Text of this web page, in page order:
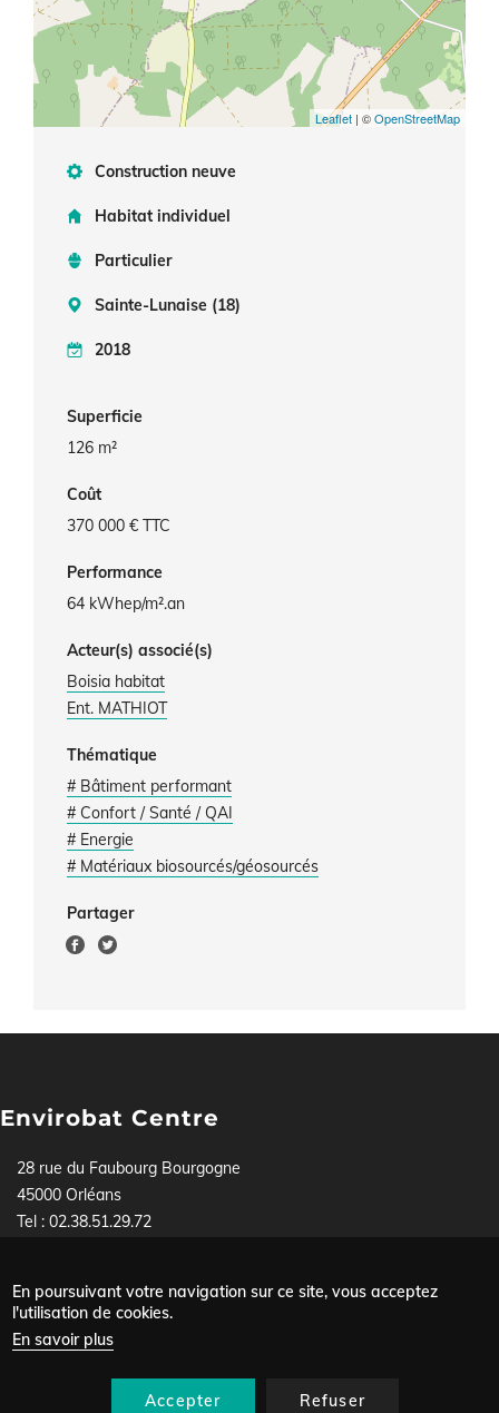
Leaflet | ©OpenStreetMap
Construction neuve
Habitat individuel
Particulier
Sainte-Lunaise (18)
2018
Superficie
126 m²
Coût
370 000 € TTC
Performance
64 kWhep/m².an
Acteur(s) associé(s)
Boisia habitat
Ent. MATHIOT
Thématique
# Bâtiment performant
# Confort / Santé / QAI
# Energie
# Matériaux biosourcés/géosourcés
Partager
Envirobat Centre
28 rue du Faubourg Bourgogne
45000 Orléans
Tel : 02.38.51.29.72
Menu
Mentions légales
En poursuivant votre navigation sur ce site, vous acceptez
l'utilisation de cookies.
En savoir plus
Accepter Refuser